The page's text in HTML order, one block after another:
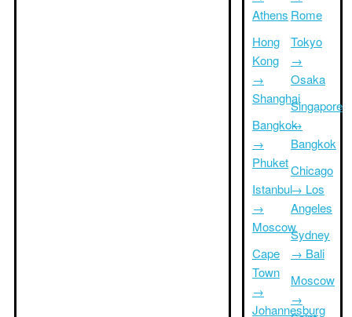
Athens
Hong
Kong
→
Shanghai
Bangkok
→
Phuket
Istanbul
→
Moscow
Cape
Town
→
Johannesburg
Rome
Tokyo
→
Osaka
Singapore
→
Bangkok
Chicago
→ Los
Angeles
Sydney
→ Bali
Moscow
→